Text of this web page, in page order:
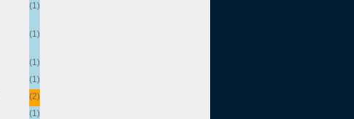
(1)
(1)
(1)
(1)
(2)
(1)